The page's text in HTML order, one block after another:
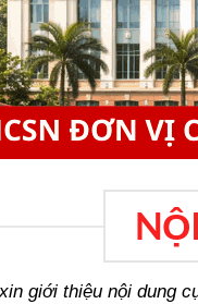
giới thiệu nội dung